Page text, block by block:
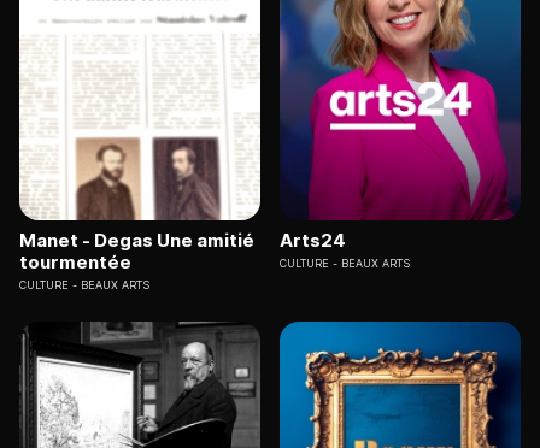
Manet - Degas Une amitié
tourmentée
CULTURE BEAUX ARTS
Arts24
CULTURE BEAUX ARTS